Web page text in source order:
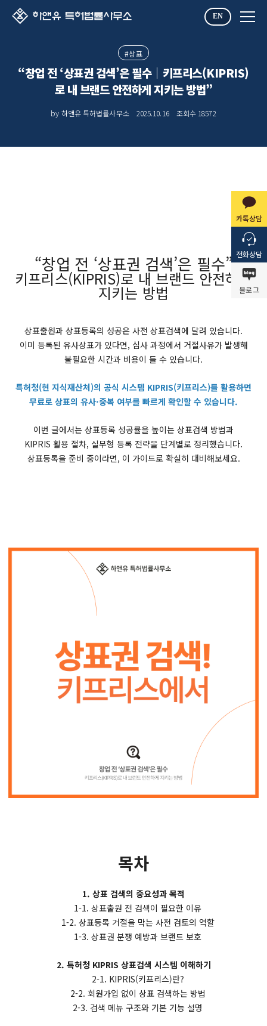
EN
카톡상담
전화상담
블로그
#상표
“창업 전 ‘상표권 검색’은 필수｜키프리스(KIPRIS)
로 내 브랜드 안전하게 지키는 방법”
by 하앤유 특허법률사무소 2025.10.16 조회수 18572
“창업 전 ‘상표권 검색’은 필수”
키프리스(KIPRIS)로 내 브랜드 안전하게
지키는 방법
상표출원과 상표등록의 성공은 사전 상표검색에 달려 있습니다.
이미 등록된 유사상표가 있다면, 심사 과정에서 거절사유가 발생해
불필요한 시간과 비용이 들 수 있습니다.
특허청(현 지식재산처)의 공식 시스템 KIPRIS(키프리스)를 활용하면
무료로 상표의 유사·중복 여부를 빠르게 확인할 수 있습니다.
이번 글에서는 상표등록 성공률을 높이는 상표검색 방법과
KIPRIS 활용 절차, 실무형 등록 전략을 단계별로 정리했습니다.
상표등록을 준비 중이라면, 이 가이드로 확실히 대비해보세요.
목차
1. 상표 검색의 중요성과 목적
1-1. 상표출원 전 검색이 필요한 이유
1-2. 상표등록 거절을 막는 사전 검토의 역할
1-3. 상표권 분쟁 예방과 브랜드 보호
2. 특허청 KIPRIS 상표검색 시스템 이해하기
2-1. KIPRIS(키프리스)란?
2-2. 회원가입 없이 상표 검색하는 방법
2-3. 검색 메뉴 구조와 기본 기능 설명